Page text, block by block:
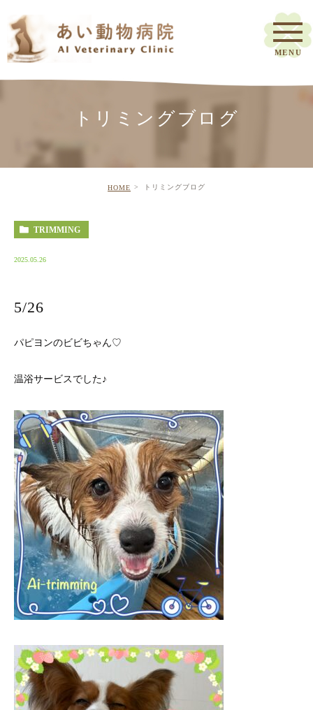
トリミングブログ
HOME トリミングブログ
TRIMMING
2025.05.26
5/26
パピヨンのビビちゃん♡
温浴サービスでした♪